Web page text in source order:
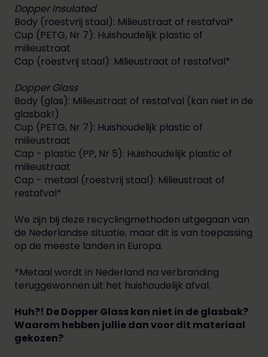
Dopper Insulated
Body (roestvrij staal): Milieustraat of restafval*
Cup (PETG, Nr 7): Huishoudelijk plastic of
milieustraat
Cap (roestvrij staal): Milieustraat of restafval*
Dopper Glass
Body (glas): Milieustraat of restafval (kan niet in de
glasbak!)
Cup (PETG, Nr 7): Huishoudelijk plastic of
milieustraat
Cap - plastic (PP, Nr 5): Huishoudelijk plastic of
milieustraat
Cap - metaal (roestvrij staal): Milieustraat of
restafval*
We zijn bij deze recyclingmethoden uitgegaan van
de Nederlandse situatie, maar dit is van toepassing
op de meeste landen in Europa.
*Metaal wordt in Nederland na verbranding
teruggewonnen uit het huishoudelijk afval.
Huh?! De Dopper Glass kan niet in de glasbak?
Waarom hebben jullie dan voor dit materiaal
gekozen?